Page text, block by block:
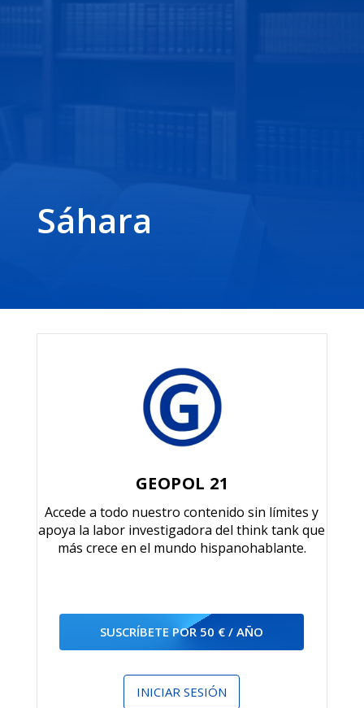
Sáhara
GEOPOL 21
Accede a todo nuestro contenido sin límites y
apoya la labor investigadora del think tank que
más crece en el mundo hispanohablante.
SUSCRÍBETE POR 50 € / AÑO
INICIAR SESIÓN